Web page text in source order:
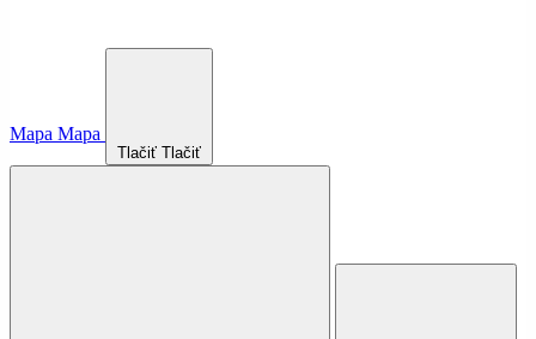
Mapa Mapa
Tlačiť Tlačiť